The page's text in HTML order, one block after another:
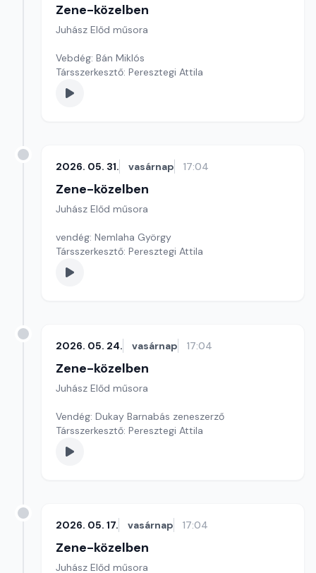
Zene-közelben
Juhász Előd műsora
Vebdég: Bán Miklós
Társszerkesztő: Peresztegi Attila
2026. 05. 31. vasárnap 17:04
Zene-közelben
Juhász Előd műsora
vendég: Nemlaha György
Társszerkesztő: Peresztegi Attila
2026. 05. 24. vasárnap 17:04
Zene-közelben
Juhász Előd műsora
Vendég: Dukay Barnabás zeneszerző
Társszerkesztő: Peresztegi Attila
2026. 05. 17. vasárnap 17:04
Zene-közelben
Juhász Előd műsora